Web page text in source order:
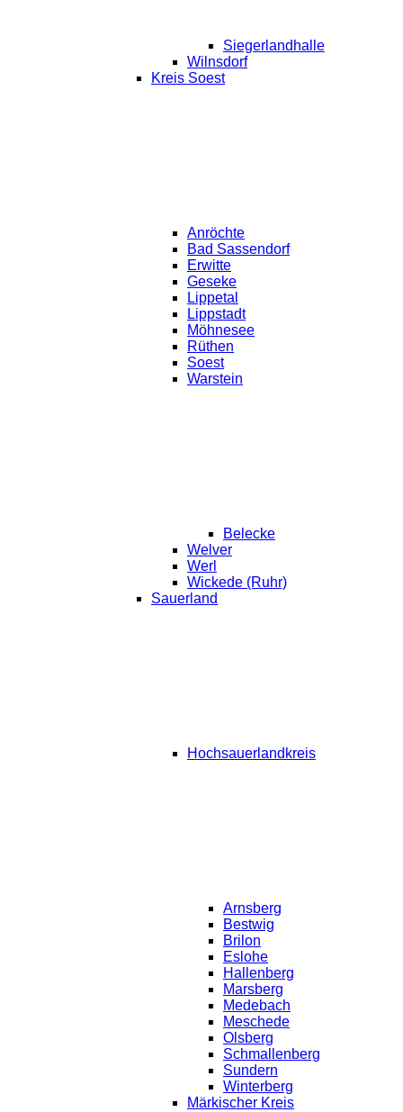
Siegerlandhalle
Wilnsdorf
Kreis Soest
Anröchte
Bad Sassendorf
Erwitte
Geseke
Lippetal
Lippstadt
Möhnesee
Rüthen
Soest
Warstein
Belecke
Welver
Werl
Wickede (Ruhr)
Sauerland
Hochsauerlandkreis
Arnsberg
Bestwig
Brilon
Eslohe
Hallenberg
Marsberg
Medebach
Meschede
Olsberg
Schmallenberg
Sundern
Winterberg
Märkischer Kreis